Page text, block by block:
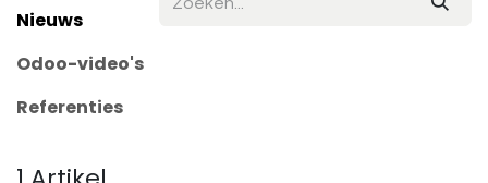
Nieuws
Odoo-video's
Referenties